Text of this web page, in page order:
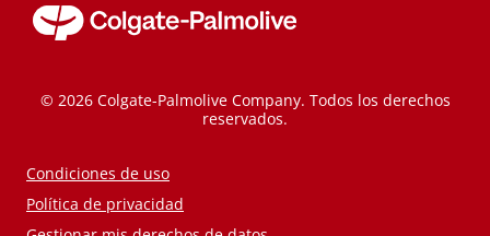
© 2026 Colgate-Palmolive Company. Todos los derechos
reservados.
Condiciones de uso
Política de privacidad